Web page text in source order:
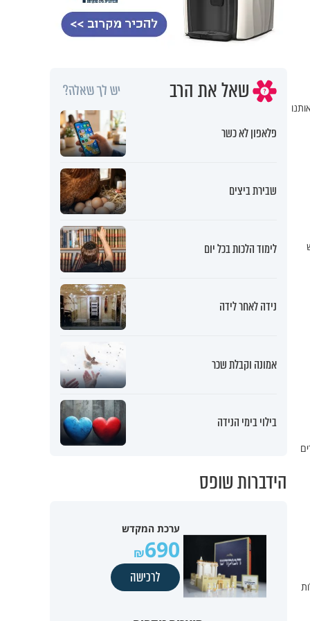
שאל את הרב יש לך שאלה?
פלאפון לא כשר
שבירת ביצים
לימוד הלכות בכל יום
נידה לאחר לידה
אמונה וקבלת שכר
בילוי בימי הנידה
הידברות שופס
ערכת המקדש
690
לרכישה